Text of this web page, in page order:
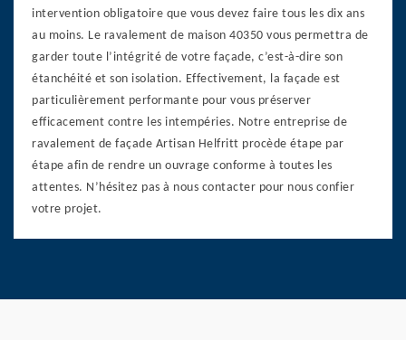
intervention obligatoire que vous devez faire tous les dix ans
au moins. Le ravalement de maison 40350 vous permettra de
garder toute l’intégrité de votre façade, c’est-à-dire son
étanchéité et son isolation. Effectivement, la façade est
particulièrement performante pour vous préserver
efficacement contre les intempéries. Notre entreprise de
ravalement de façade Artisan Helfritt procède étape par
étape afin de rendre un ouvrage conforme à toutes les
attentes. N’hésitez pas à nous contacter pour nous confier
votre projet.